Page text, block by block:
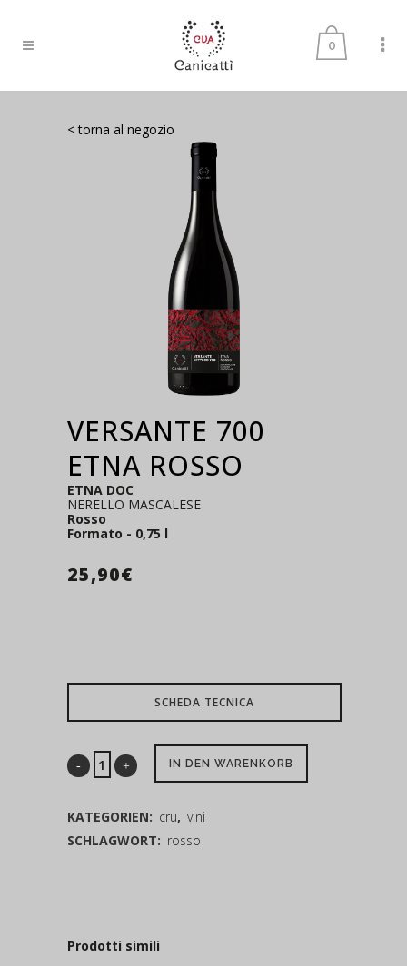
0
< torna al negozio
VERSANTE 700
ETNA ROSSO
ETNA DOC
NERELLO MASCALESE
Rosso
Formato - 0,75 l
25,90€
SCHEDA TECNICA
IN DEN WARENKORB
KATEGORIEN: cru, vini
SCHLAGWORT: rosso
Prodotti simili